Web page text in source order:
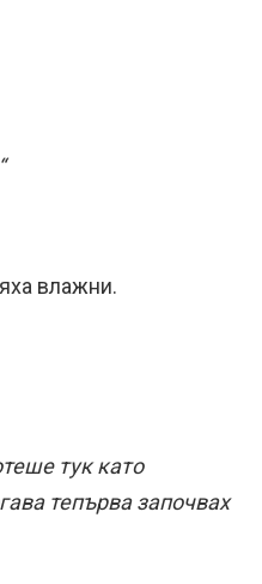
влажни.
тук като
тепърва започвах